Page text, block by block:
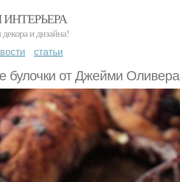
и дизайна!
статьи
булочки от Джейми Оливера